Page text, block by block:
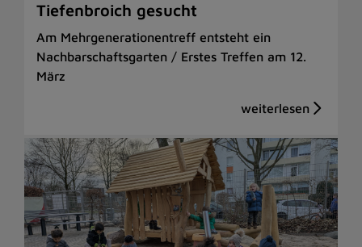
Tiefenbroich gesucht
Am Mehrgenerationentreff entsteht ein
Nachbarschaftsgarten / Erstes Treffen am 12.
März